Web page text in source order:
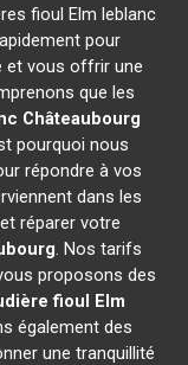
fioul Elm leblanc
pour
et vous offrir une
que les
Châteaubourg
pourquoi nous
répondre à vos
dans les
réparer votre
. Nos tarifs
proposons des
fioul Elm
également des
une tranquillité